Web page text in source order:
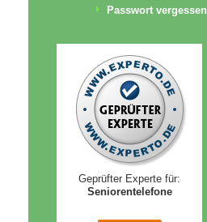
Passwort vergessen
Geprüfter Experte für:
Seniorentelefone